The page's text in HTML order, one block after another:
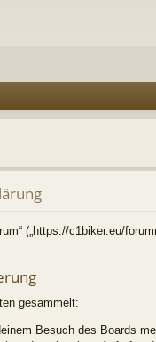
(„https://c1biker.eu/
gesammelt:
Besuch des Boards